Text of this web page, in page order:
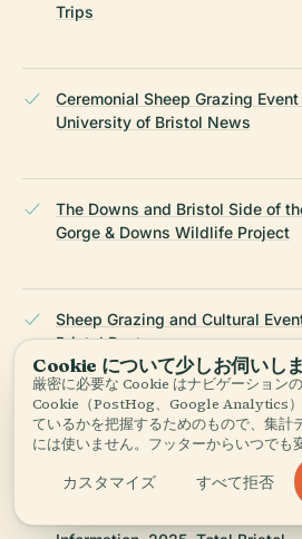
Trips
Ceremonial Sheep Grazing
University of Bristol News
The Downs and Bristol Side of
Gorge & Downs Wildlife Project
Sheep Grazing and Cultural
Bristol Post
Bristol Pride Festival
Cookie について少しお伺いしま
厳密に必要な Cookie はナビゲーション
Cookie（PostHog、Google Analytics）
ているかを把握するためのもので、集計
には使いません。フッターからいつでも
カスタマイズ すべて拒否